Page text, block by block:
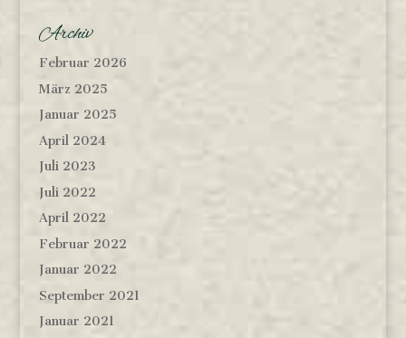
Archiv
Februar 2026
März 2025
Januar 2025
April 2024
Juli 2023
Juli 2022
April 2022
Februar 2022
Januar 2022
September 2021
Januar 2021